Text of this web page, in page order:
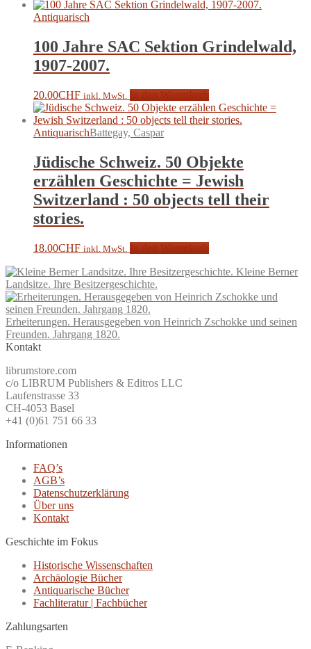
Antiquarisch
100 Jahre SAC Sektion Grindelwald,
1907-2007.
20.00CHF inkl. MwSt.
AntiquarischBattegay, Caspar
Jüdische Schweiz. 50 Objekte
erzählen Geschichte = Jewish
Switzerland : 50 objects tell their
stories.
18.00CHF inkl. MwSt.
Kleine Berner
Landsitze. Ihre Besitzergeschichte.
Erheiterungen. Herausgegeben von Heinrich Zschokke und seinen
Freunden. Jahrgang 1820.
Kontakt
librumstore.com
c/o LIBRUM Publishers & Editros LLC
Laufenstrasse 33
CH-4053 Basel
+41 (0)61 751 66 33
Informationen
FAQ’s
AGB’s
Datenschutzerklärung
Über uns
Kontakt
Geschichte im Fokus
Historische Wissenschaften
Archäologie Bücher
Antiquarische Bücher
Fachliteratur | Fachbücher
Zahlungsarten